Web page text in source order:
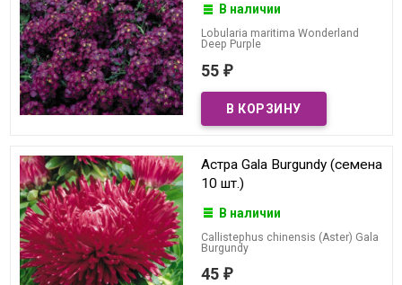
В наличии
Lobularia maritima Wonderland
Deep Purple
55 ₽
Астра Gala Burgundy (семена
10 шт.)
В наличии
Callistephus chinensis (Aster) Gala
Burgundy
45 ₽